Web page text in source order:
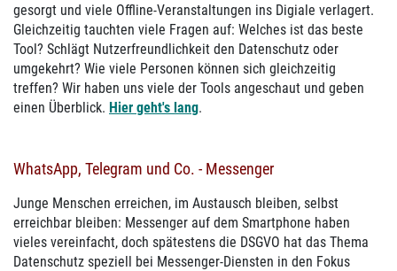
gesorgt und viele Offline-Veranstaltungen ins Digiale verlagert.
Gleichzeitig tauchten viele Fragen auf: Welches ist das beste
Tool? Schlägt Nutzerfreundlichkeit den Datenschutz oder
umgekehrt? Wie viele Personen können sich gleichzeitig
treffen? Wir haben uns viele der Tools angeschaut und geben
einen Überblick. Hier geht's lang.
WhatsApp, Telegram und Co. - Messenger
Junge Menschen erreichen, im Austausch bleiben, selbst
erreichbar bleiben: Messenger auf dem Smartphone haben
vieles vereinfacht, doch spätestens die DSGVO hat das Thema
Datenschutz speziell bei Messenger-Diensten in den Fokus